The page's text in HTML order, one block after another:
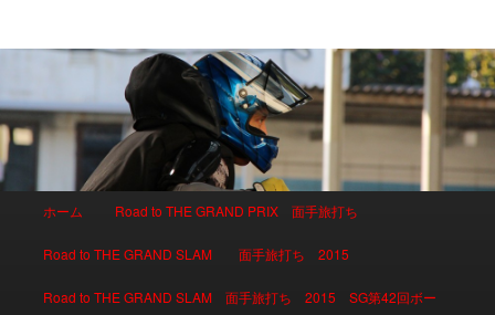
メインコンテンツへ移動
サブコンテンツへ移動
ホーム Road to THE GRAND PRIX 面手旅打ち
Road to THE GRAND SLAM 面手旅打ち 2015
Road to THE GRAND SLAM 面手旅打ち 2015 SG第42回ボー